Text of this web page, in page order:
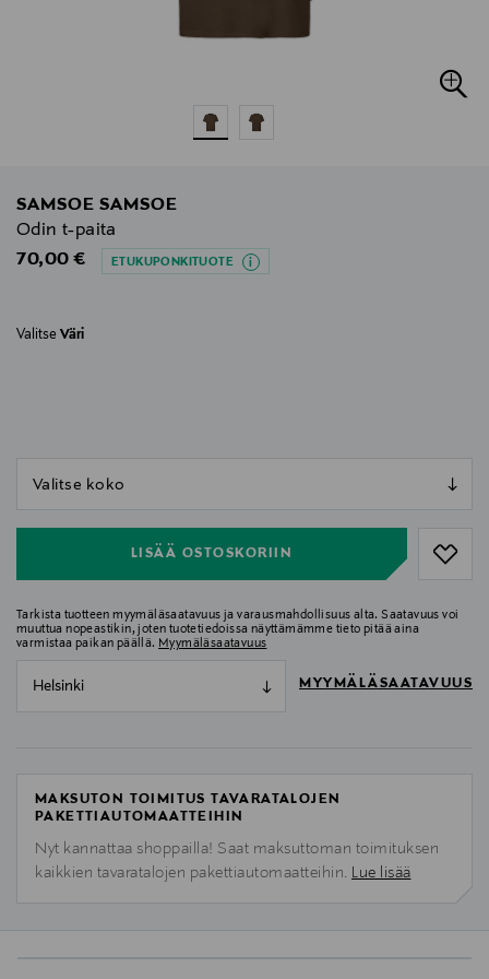
SAMSOE SAMSOE
Odin t-paita
Original Price
70,00 € ETUKUPONKITUOTE
Valitse Väri
LISÄÄ OSTOSKORIIN
Tarkista tuotteen myymäläsaatavuus ja varausmahdollisuus alta. Saatavuus voi
muuttua nopeastikin, joten tuotetiedoissa näyttämämme tieto pitää aina
varmistaa paikan päällä. Myymäläsaatavuus
Helsinki MYYMÄLÄSAATAVUUS
MAKSUTON TOIMITUS TAVARATALOJEN
PAKETTIAUTOMAATTEIHIN
Nyt kannattaa shoppailla! Saat maksuttoman toimituksen
kaikkien tavaratalojen pakettiautomaatteihin. Lue lisää